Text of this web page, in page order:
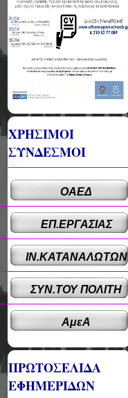
ΧΡΗΣΙΜΟΙ
ΣΥΝΔΕΣΜΟΙ
ΟΑΕΔ
ΕΠ.ΕΡΓΑΣΙΑΣ
ΙΝ.ΚΑΤΑΝΑΛΩΤΩΝ
ΣΥΝ.ΤΟΥ ΠΟΛΙΤΗ
ΑμεΑ
ΠΡΩΤΟΣΕΛΙΔΑ
ΕΦΗΜΕΡΙΔΩΝ